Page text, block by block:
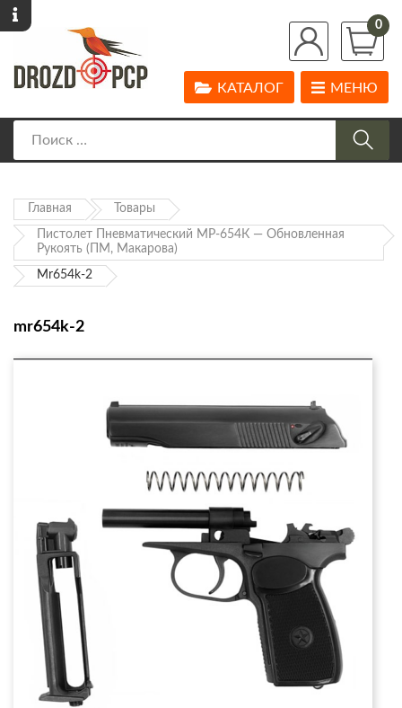
0
МЕНЮ
КАТАЛОГ
Главная Товары
Пистолет Пневматический МР-654К — Обновленная
Рукоять (ПМ, Макарова)
Mr654k-2
mr654k-2